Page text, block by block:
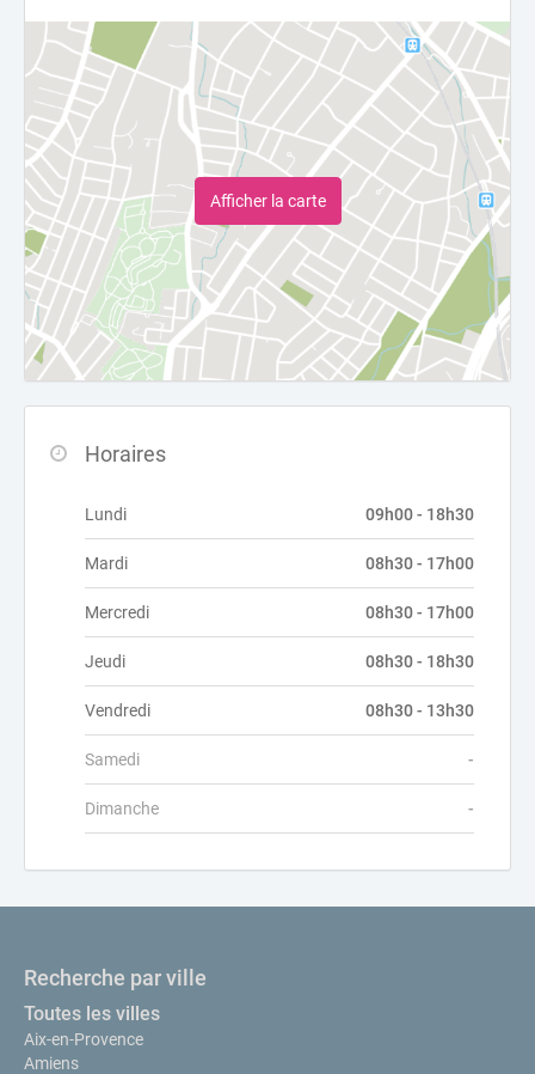
Afficher la carte
Horaires
Lundi 09h00 - 18h30
Mardi 08h30 - 17h00
Mercredi 08h30 - 17h00
Jeudi 08h30 - 18h30
Vendredi 08h30 - 13h30
Samedi -
Dimanche -
Recherche par ville
Toutes les villes
Aix-en-Provence
Amiens